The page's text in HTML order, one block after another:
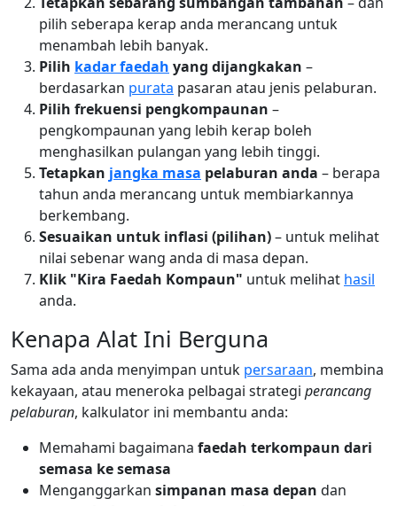
pilih seberapa kerap anda merancang untuk
menambah lebih banyak.
Pilih kadar faedah yang dijangkakan –
berdasarkan purata pasaran atau jenis pelaburan.
Pilih frekuensi pengkompaunan –
pengkompaunan yang lebih kerap boleh
menghasilkan pulangan yang lebih tinggi.
Tetapkan jangka masa pelaburan anda – berapa
tahun anda merancang untuk membiarkannya
berkembang.
Sesuaikan untuk inflasi (pilihan)– untuk melihat
nilai sebenar wang anda di masa depan.
Klik "Kira Faedah Kompaun" untuk melihat hasil
anda.
Kenapa Alat Ini Berguna
Sama ada anda menyimpan untuk persaraan, membina
kekayaan, atau meneroka pelbagai strategi perancang
pelaburan, kalkulator ini membantu anda:
Memahami bagaimana faedah terkompaun dari
semasa ke semasa
Menganggarkan simpanan masa depan dan